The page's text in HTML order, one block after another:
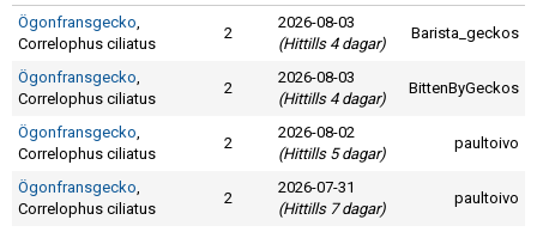
Ögonfransgecko,
Correlophus ciliatus
2
2026-08-03
(Hittills 4 dagar)
Barista_geckos
Ögonfransgecko,
Correlophus ciliatus
2
2026-08-03
(Hittills 4 dagar)
BittenByGeckos
Ögonfransgecko,
Correlophus ciliatus
2
2026-08-02
(Hittills 5 dagar)
paultoivo
Ögonfransgecko,
Correlophus ciliatus
2
2026-07-31
(Hittills 7 dagar)
paultoivo